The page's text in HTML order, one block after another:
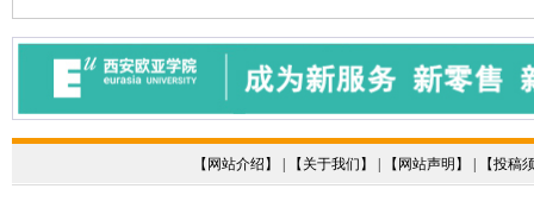
【 网站介绍 】 | 【 关于我们 】 | 【 网站声明 】 | 【投稿